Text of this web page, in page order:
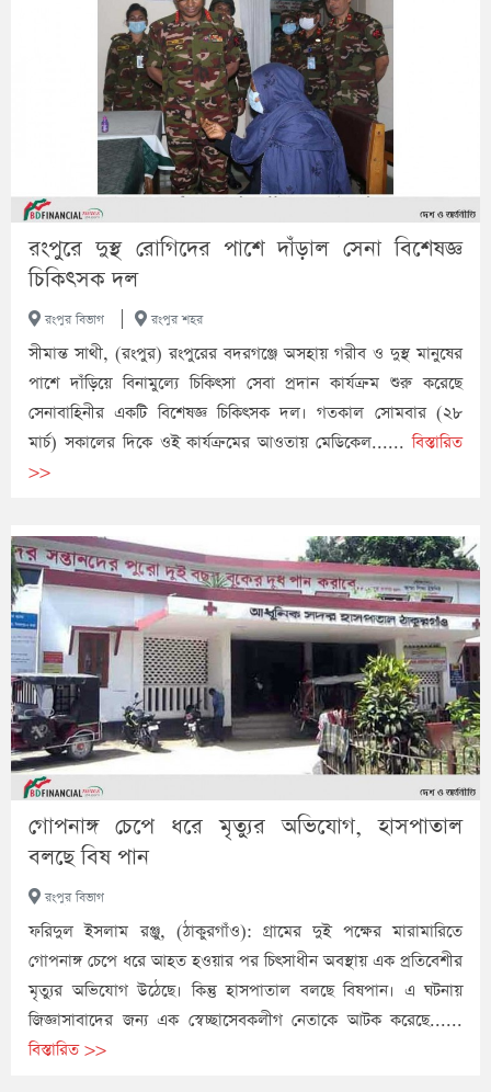
রংপুরে দুস্থ রোগিদের পাশে দাঁড়াল সেনা বিশেষজ্ঞ
চিকিৎসক দল
রংপুর বিভাগ রংপুর শহর
সীমান্ত সাথী, (রংপুর) রংপুরের বদরগঞ্জে অসহায় গরীব ও দুস্থ মানুষের
পাশে দাঁড়িয়ে বিনামুল্যে চিকিৎসা সেবা প্রদান কার্যক্রম শুরু করেছে
সেনাবাহিনীর একটি বিশেষজ্ঞ চিকিৎসক দল। গতকাল সোমবার (২৮
মার্চ) সকালের দিকে ওই কার্যক্রমের আওতায় মেডিকেল......বিস্তারিত
>>
গোপনাঙ্গ চেপে ধরে মৃত্যুর অভিযোগ, হাসপাতাল
বলছে বিষ পান
রংপুর বিভাগ
ফরিদুল ইসলাম রঞ্জু, (ঠাকুরগাঁও): গ্রামের দুই পক্ষের মারামারিতে
গোপনাঙ্গ চেপে ধরে আহত হওয়ার পর চিৎসাধীন অবস্থায় এক প্রতিবেশীর
মৃত্যুর অভিযোগ উঠেছে। কিন্তু হাসপাতাল বলছে বিষপান। এ ঘটনায়
জিজ্ঞাসাবাদের জন্য এক স্বেচ্ছাসেবকলীগ নেতাকে আটক করেছে......
বিস্তারিত >>